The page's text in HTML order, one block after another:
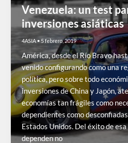
Venezuela: un test
inversiones asiáticas
4ASIA • 5 febrero, 2019
América, desde el Río Bravo
venido configurando como una
política, pero sobre todo
inversiones de China y Japón,
economías tan frágiles como
dependientes como
Estados Unidos. Del éxito de
dependen no